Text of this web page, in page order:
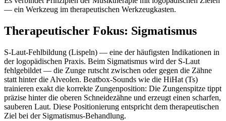
— ein Werkzeug im therapeutischen Werkzeugkasten.
Therapeutischer Fokus: Sigmatismus
S-Laut-Fehlbildung (Lispeln) — eine der häufigsten Indikationen in
der logopädischen Praxis. Beim Sigmatismus wird der S-Laut
fehlgebildet — die Zunge rutscht zwischen oder gegen die Zähne
statt hinter die Alveolen. Beatbox-Sounds wie die HiHat (Ts)
trainieren exakt die korrekte Zungenposition: Die Zungenspitze tippt
präzise hinter die oberen Schneidezähne und erzeugt einen scharfen,
sauberen Laut. Diese Positionierung entspricht dem therapeutischen
Ziel bei der Sigmatismus-Behandlung.